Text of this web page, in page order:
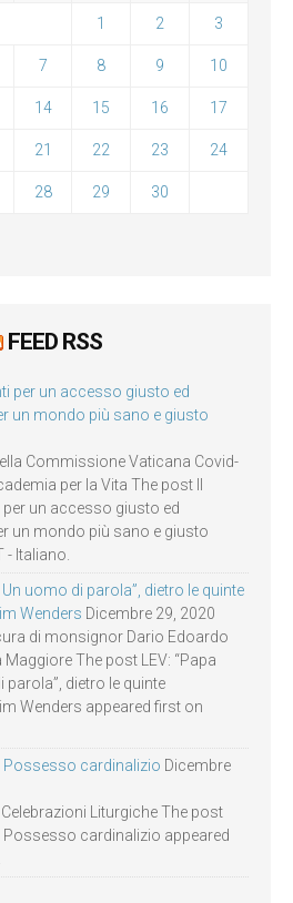
1 2 3
7 8 9 10
14 15 16 17
21 22 23 24
28 29 30
FEED RSS
per un accesso giusto ed
un mondo più sano e giusto
Commissione Vaticana Covid-
per la Vita The post Il
un accesso giusto ed
un mondo più sano e giusto
- Italiano.
Un uomo di parola”, dietro le quinte
Wenders Dicembre 29, 2020
di monsignor Dario Edoardo
The post LEV: “Papa
dietro le quinte
Wenders appeared first on
Possesso cardinalizio Dicembre
Liturgiche The post
Possesso cardinalizio appeared